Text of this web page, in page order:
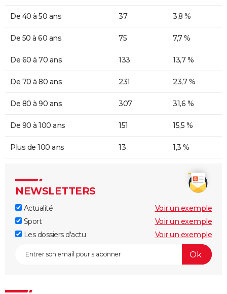
De 40 à 50 ans 37 3,8 %
De 50 à 60 ans 75 7,7 %
De 60 à 70 ans 133 13,7 %
De 70 à 80 ans 231 23,7 %
De 80 à 90 ans 307 31,6 %
De 90 à 100 ans 151 15,5 %
Plus de 100 ans 13 1,3 %
NEWSLETTERS
Actualité
Voir un exemple
Sport
Voir un exemple
Les dossiers d'actu
Voir un exemple